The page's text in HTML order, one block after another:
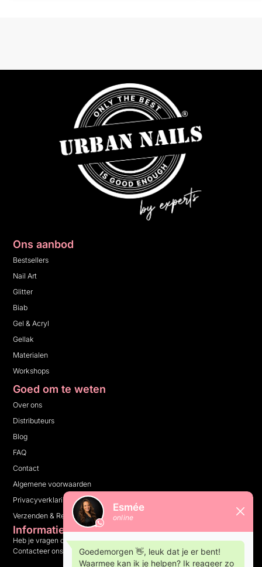
Ons aanbod
Bestsellers
Nail Art
Glitter
Biab
Gel & Acryl
Gellak
Materialen
Workshops
Goed om te weten
Over ons
Distributeurs
Blog
FAQ
Contact
Algemene voorwaarden
Privacyverklaring
Verzenden & Retourneren
Informatie
Heb je vragen over ons bedrijf, onze producten of iets anders?
Contacteer ons en wij helpen je graag verder.